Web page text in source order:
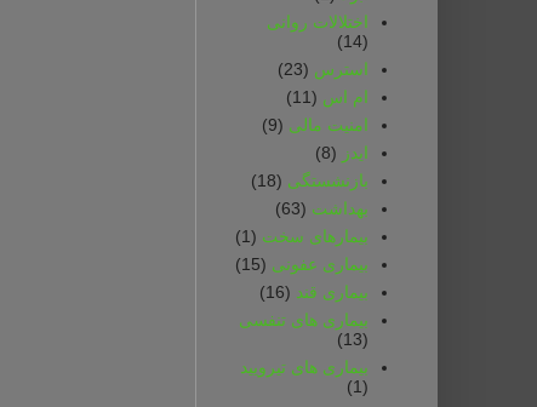
اختلالات روانی
(14)
استرس (23)
ام اس (11)
امنیت مالی (9)
ایدز (8)
بازنشستگی (18)
بهداشت (63)
بیمارهای سخت (1)
بیماری عفونی (15)
بیماری قند (16)
بیماری های تنفسی
(13)
بیماری های تیرویید
(1)